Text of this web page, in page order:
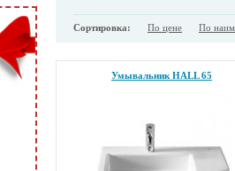
Сортировка: По цене По
Умывальник HALL 65